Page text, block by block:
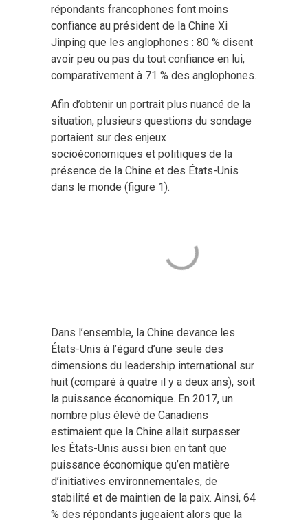
répondants francophones font moins
confiance au président de la Chine Xi
Jinping que les anglophones : 80 % disent
avoir peu ou pas du tout confiance en lui,
comparativement à 71 % des anglophones.
Afin d’obtenir un portrait plus nuancé de la
situation, plusieurs questions du sondage
portaient sur des enjeux
socioéconomiques et politiques de la
présence de la Chine et des États-Unis
dans le monde (figure 1).
Dans l’ensemble, la Chine devance les
États-Unis à l’égard d’une seule des
dimensions du leadership international sur
huit (comparé à quatre il y a deux ans), soit
la puissance économique. En 2017, un
nombre plus élevé de Canadiens
estimaient que la Chine allait surpasser
les États-Unis aussi bien en tant que
puissance économique qu’en matière
d’initiatives environnementales, de
stabilité et de maintien de la paix. Ainsi, 64
% des répondants jugeaient alors que la